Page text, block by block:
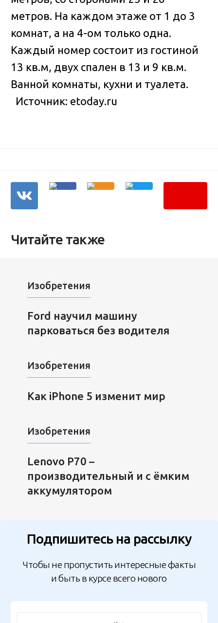
метров. На каждом этаже от 1 до 3
комнат, а на 4-ом только одна.
Каждый номер состоит из гостиной
13 кв.м, двух спален в 13 и 9 кв.м.
Ванной комнаты, кухни и туалета.
Источник: etoday.ru
Читайте также
Изобретения
Ford научил машину
парковаться без водителя
Изобретения
Как iPhone 5 изменит мир
Изобретения
Lenovo P70 –
производительный и с ёмким
аккумулятором
Подпишитесь на рассылку
Чтобы не пропустить интересные факты
и быть в курсе всего нового